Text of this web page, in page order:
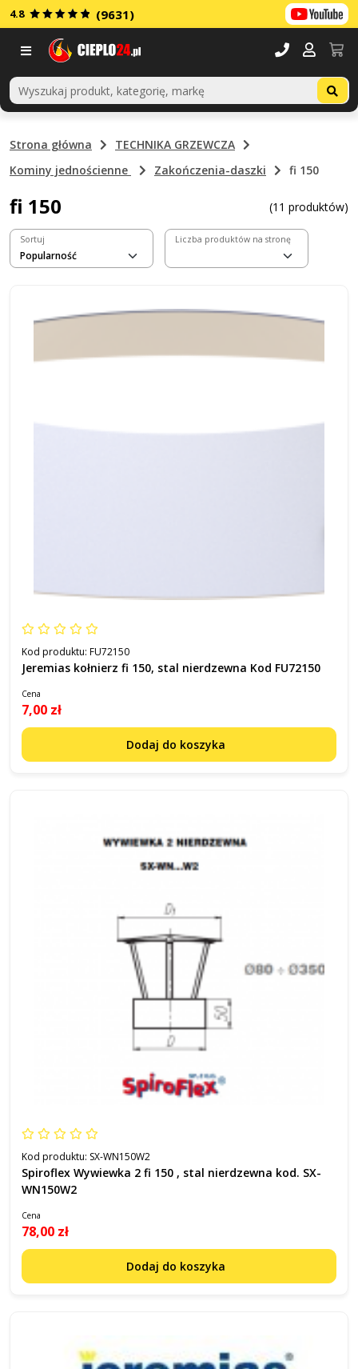
4.8 (9631)
Strona główna
TECHNIKA GRZEWCZA
Kominy jednościenne
Zakończenia-daszki fi 150
fi 150 (11 produktów)
Sortuj Liczba produktów na stronę
Kod produktu: FU72150
Jeremias kołnierz fi 150, stal nierdzewna Kod FU72150
Cena
7,00 zł
Dodaj do koszyka
Kod produktu: SX-WN150W2
Spiroflex Wywiewka 2 fi 150 , stal nierdzewna kod. SX-
WN150W2
Cena
78,00 zł
Dodaj do koszyka